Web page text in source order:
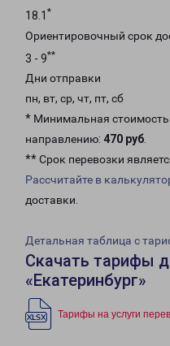
18.1 *
Ориентировочный срок
3 - 9**
Дни отправки
пн, вт, ср, чт, пт, сб
* Минимальная
направлению: 470 руб.
** Срок перевозки
Рассчитайте в
доставки.
Детальная таблица с
Скачать тарифы
«Екатеринбург»
Тарифы на услуги